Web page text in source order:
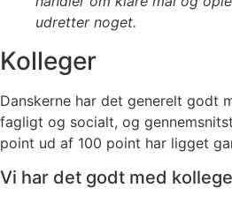
udretter noget.
Kolleger
Danskerne har det generelt godt
fagligt og socialt, og
point ud af 100 point har ligget
Vi har det godt med